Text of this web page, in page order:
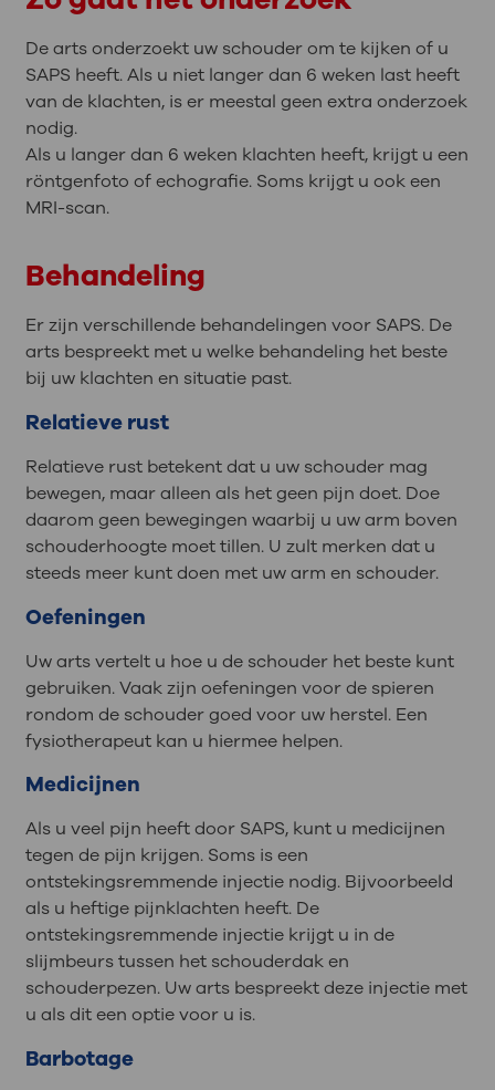
De arts onderzoekt uw schouder om te kijken of u
SAPS heeft. Als u niet langer dan 6 weken last heeft
van de klachten, is er meestal geen extra onderzoek
nodig.
Als u langer dan 6 weken klachten heeft, krijgt u een
röntgenfoto of echografie. Soms krijgt u ook een
MRI-scan.
Behandeling
Er zijn verschillende behandelingen voor SAPS. De
arts bespreekt met u welke behandeling het beste
bij uw klachten en situatie past.
Relatieve rust
Relatieve rust betekent dat u uw schouder mag
bewegen, maar alleen als het geen pijn doet. Doe
daarom geen bewegingen waarbij u uw arm boven
schouderhoogte moet tillen. U zult merken dat u
steeds meer kunt doen met uw arm en schouder.
Oefeningen
Uw arts vertelt u hoe u de schouder het beste kunt
gebruiken. Vaak zijn oefeningen voor de spieren
rondom de schouder goed voor uw herstel. Een
fysiotherapeut kan u hiermee helpen.
Medicijnen
Als u veel pijn heeft door SAPS, kunt u medicijnen
tegen de pijn krijgen. Soms is een
ontstekingsremmende injectie nodig. Bijvoorbeeld
als u heftige pijnklachten heeft. De
ontstekingsremmende injectie krijgt u in de
slijmbeurs tussen het schouderdak en
schouderpezen. Uw arts bespreekt deze injectie met
u als dit een optie voor u is.
Barbotage